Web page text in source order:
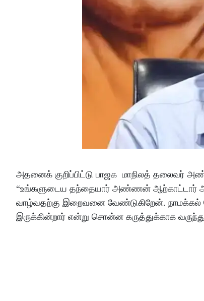
அதனைக் குறிப்பிட்டு பாஜக மாநிலத் தலைவர்
“உங்களுடைய தந்தையார் அண்ணன் ஆற்காட்டார்
வாழ்வதற்கு இறைவனை வேண்டுகிறேன். நாமக்கல்
இருக்கின்றார் என்று சொன்ன கருத்துக்காக